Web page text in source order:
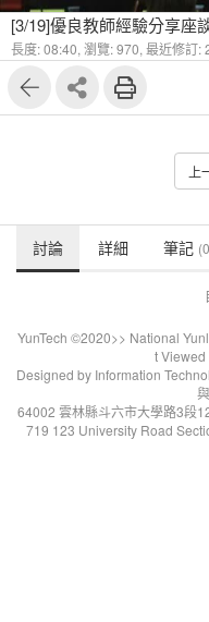
[3/19]優良教師經驗分享座
長度: 08:40, 瀏覽: 970, 最近修訂:
上
討論 詳細 筆記
YunTech ©2020>> National
t Viewed
Designed by Information
64002 雲林縣斗六市大學路3段
719 123 University Road